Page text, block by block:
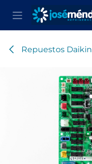
Ir al contenido
Repuestos Daikin